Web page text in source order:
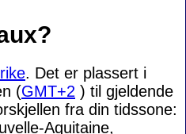
. Det er plassert i
(GMT+2 ) til gjeldende
fra din tidssone:
Aquitaine,